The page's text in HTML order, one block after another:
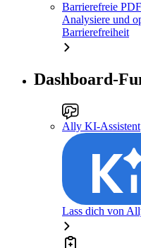
Barrierefreie
Analysiere und
Barrierefreiheit
Dashboard-
Ally KI-Assistent
Lass dich von